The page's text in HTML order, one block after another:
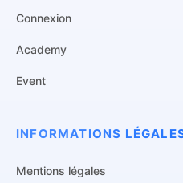
Connexion
Academy
Event
INFORMATIONS
Mentions légales